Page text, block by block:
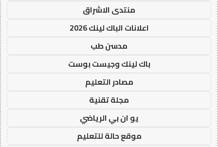
منتدى الاشراق
اعلانات الباك لينك 2026
مدسن طب
باك لينك وجيست بوست
مصادر التعليم
مجلة تقنية
يو ان بي الرياضي
موقع حالة للتعليم